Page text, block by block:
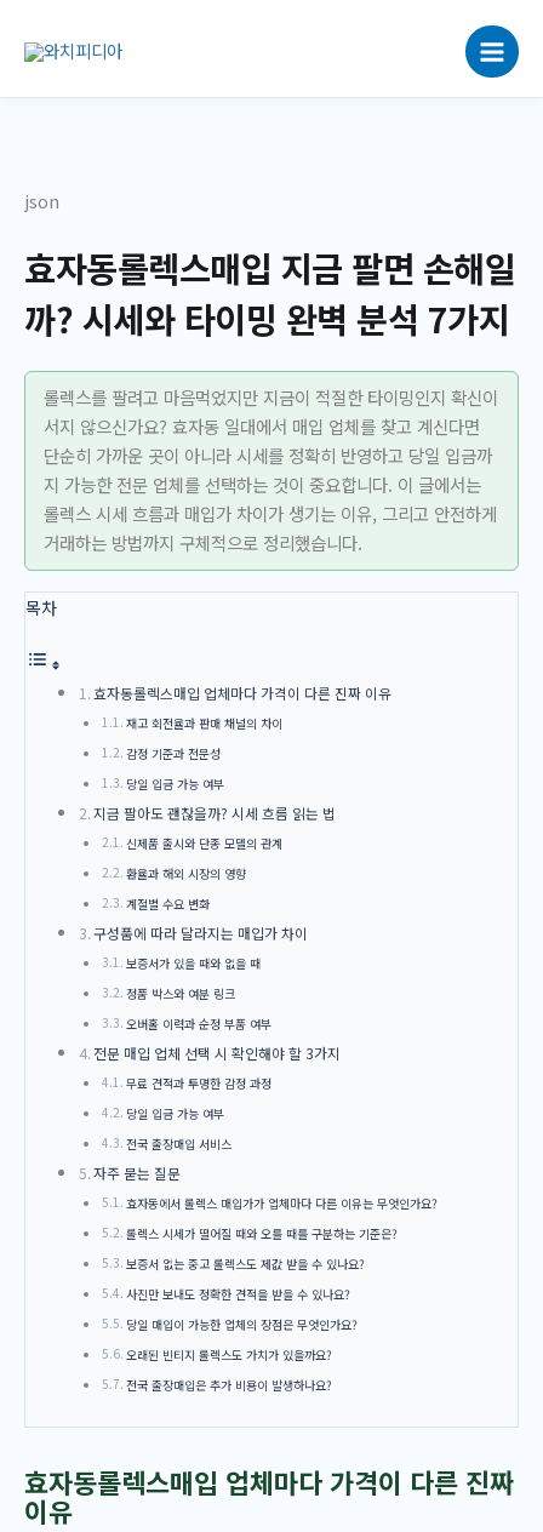
로
json
효자동롤렉스매입 지금 팔면 손해일
까? 시세와 타이밍 완벽 분석 7가지
롤렉스를 팔려고 마음먹었지만 지금이 적절한 타이밍인지 확신이
서지 않으신가요? 효자동 일대에서 매입 업체를 찾고 계신다면
단순히 가까운 곳이 아니라 시세를 정확히 반영하고 당일 입금까
지 가능한 전문 업체를 선택하는 것이 중요합니다. 이 글에서는
롤렉스 시세 흐름과 매입가 차이가 생기는 이유, 그리고 안전하게
거래하는 방법까지 구체적으로 정리했습니다.
목차
효자동롤렉스매입 업체마다 가격이 다른 진짜 이유
재고 회전율과 판매 채널의 차이
감정 기준과 전문성
당일 입금 가능 여부
지금 팔아도 괜찮을까? 시세 흐름 읽는 법
신제품 출시와 단종 모델의 관계
환율과 해외 시장의 영향
계절별 수요 변화
구성품에 따라 달라지는 매입가 차이
보증서가 있을 때와 없을 때
정품 박스와 여분 링크
오버홀 이력과 순정 부품 여부
전문 매입 업체 선택 시 확인해야 할 3가지
무료 견적과 투명한 감정 과정
당일 입금 가능 여부
전국 출장매입 서비스
자주 묻는 질문
효자동에서 롤렉스 매입가가 업체마다 다른 이유는 무엇인가요?
롤렉스 시세가 떨어질 때와 오를 때를 구분하는 기준은?
보증서 없는 중고 롤렉스도 제값 받을 수 있나요?
사진만 보내도 정확한 견적을 받을 수 있나요?
당일 매입이 가능한 업체의 장점은 무엇인가요?
오래된 빈티지 롤렉스도 가치가 있을까요?
전국 출장매입은 추가 비용이 발생하나요?
효자동롤렉스매입 업체마다 가격이 다른 진짜
이유